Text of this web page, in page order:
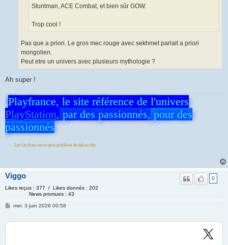
Stuntman, ACE Combat, et bien sûr GOW.
Trop cool !
Pas que a priori. Le gros mec rouge avec sekhmet parlait a priori
mongolien.
Peut etre un univers avec plusieurs mythologie ?
Ah super !
Playfrance, le site référence de l'univers
PlayStation, par des passionnés, pour des
passionnés
ont un gros problème de hiérarchie
Viggo
Likes reçus : 377 / Likes donnés : 202
News promues : 43
0
mer. 3 juin 2026 00:58